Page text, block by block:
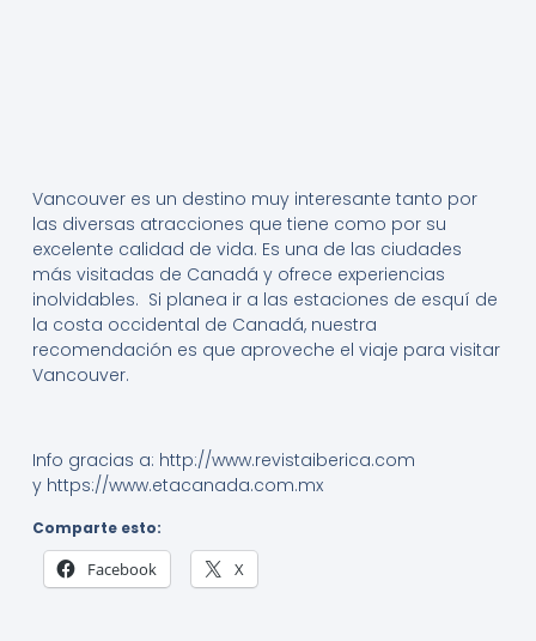
Vancouver es un destino muy interesante tanto por
las diversas atracciones que tiene como por su
excelente calidad de vida. Es una de las ciudades
más visitadas de Canadá y ofrece experiencias
inolvidables. Si planea ir a las estaciones de esquí de
la costa occidental de Canadá, nuestra
recomendación es que aproveche el viaje para visitar
Vancouver.
Info gracias a: http://www.revistaiberica.com
y https://www.etacanada.com.mx
Comparte esto:
Facebook X